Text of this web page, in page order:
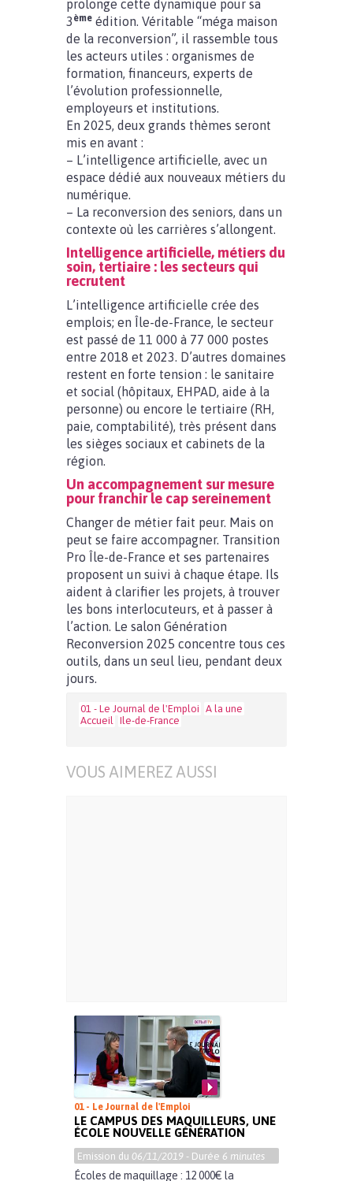
prolonge cette dynamique pour sa
3 ème édition. Véritable “méga maison
de la reconversion”, il rassemble tous
les acteurs utiles : organismes de
formation, financeurs, experts de
l’évolution professionnelle,
employeurs et institutions.
En 2025, deux grands thèmes seront
mis en avant :
– L’intelligence artificielle, avec un
espace dédié aux nouveaux métiers du
numérique.
– La reconversion des seniors, dans un
contexte où les carrières s’allongent.
Intelligence artificielle, métiers du
soin, tertiaire : les secteurs qui
recrutent
L’intelligence artificielle crée des
emplois; en Île-de-France, le secteur
est passé de 11 000 à 77 000 postes
entre 2018 et 2023. D’autres domaines
restent en forte tension : le sanitaire
et social (hôpitaux, EHPAD, aide à la
personne) ou encore le tertiaire (RH,
paie, comptabilité), très présent dans
les sièges sociaux et cabinets de la
région.
Un accompagnement sur mesure
pour franchir le cap sereinement
Changer de métier fait peur. Mais on
peut se faire accompagner. Transition
Pro Île-de-France et ses partenaires
proposent un suivi à chaque étape. Ils
aident à clarifier les projets, à trouver
les bons interlocuteurs, et à passer à
l’action. Le salon Génération
Reconversion 2025 concentre tous ces
outils, dans un seul lieu, pendant deux
jours.
01 - Le Journal de l'Emploi A la une
Accueil Ile-de-France
VOUS AIMEREZ AUSSI
01 - Le Journal de l'Emploi
LE CAMPUS DES MAQUILLEURS, UNE
ÉCOLE NOUVELLE GÉNÉRATION
Emission du 06/11/2019 - Durée 6 minutes
Écoles de maquillage : 12 000€ la